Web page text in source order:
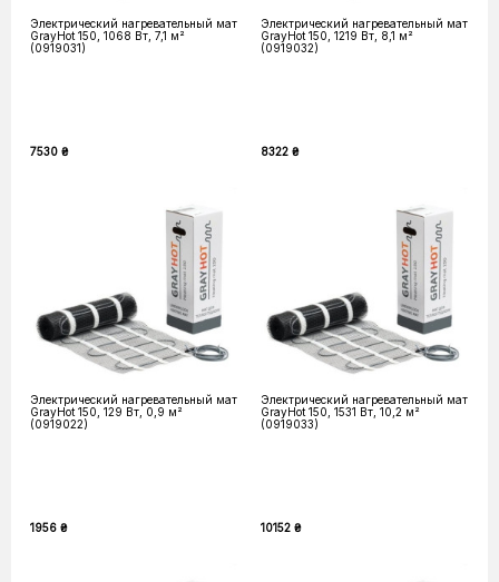
Электрический нагревательный мат
GrayHot 150, 1068 Вт, 7,1 м²
(0919031)
7530 ₴
Электрический нагревательный мат
GrayHot 150, 1219 Вт, 8,1 м²
(0919032)
8322 ₴
Электрический нагревательный мат
GrayHot 150, 129 Вт, 0,9 м²
(0919022)
1956 ₴
Электрический нагревательный мат
GrayHot 150, 1531 Вт, 10,2 м²
(0919033)
10152 ₴